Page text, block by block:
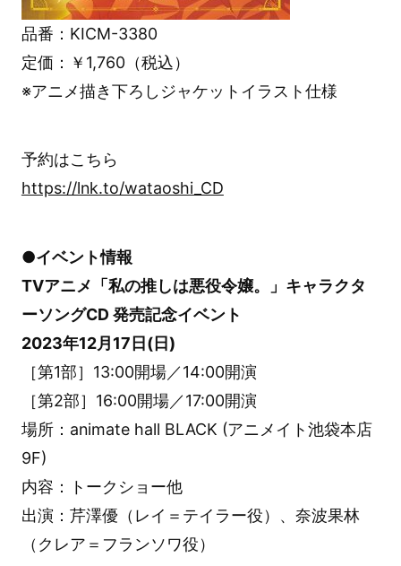
品番：KICM-3380
定価：￥1,760（税込）
※アニメ描き下ろしジャケットイラスト仕様
予約はこちら
https://lnk.to/wataoshi_CD
●イベント情報
TVアニメ「私の推しは悪役令嬢。」キャラクタ
ーソングCD 発売記念イベント
2023年12月17日(日)
［第1部］13:00開場／14:00開演
［第2部］16:00開場／17:00開演
場所：animate hall BLACK (アニメイト池袋本店
9F)
内容：トークショー他
出演：芹澤優（レイ＝テイラー役）、奈波果林
（クレア＝フランソワ役）